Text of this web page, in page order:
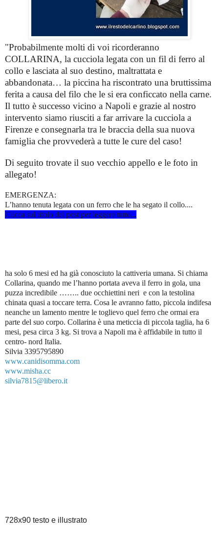
"Probabilmente molti di voi ricorderanno
COLLARINA, la cucciola legata con un fil di ferro al
collo e lasciata al suo destino, maltrattata e
abbandonata… la piccina ha riscontrato una bruttissima
ferita a causa del filo che le si era conficcato nella carne.
Il tutto è successo vicino a Napoli e grazie al nostro
intervento siamo riusciti a far arrivare la cucciola a
Firenze e consegnarla tra le braccia della sua nuova
famiglia che provvederà a tutte le cure del caso!
Di seguito trovate il suo vecchio appello e le foto in
allegato!
EMERGENZA:
L’hanno tenuta legata con un ferro che le ha segato il collo....
Clicca sul titolo del post per leggere tutto...
ha solo 6 mesi ed ha già conosciuto la cattiveria umana. Si chiama
Collarina, quando me l’hanno portata aveva il ferro in gola, una
puzza incredibile …….. due occhiettini neri e con la testolina
chinata quasi a toccare terra. Cosa le avranno fatto, piccola indifesa
neanche un lamento mentre le toglievo quel ferro che ormai era
parte del suo corpo. Collarina è una meticcia di piccola taglia, ha 6
mesi, pesa circa 3 kg. Si trova a Napoli ma è affidabile in tutto il
centro- nord Italia.
Silvia 3395795890
www.canidisomma.com
www.misha.cc
silvia7815@libero.it
728x90 testo e illustrato